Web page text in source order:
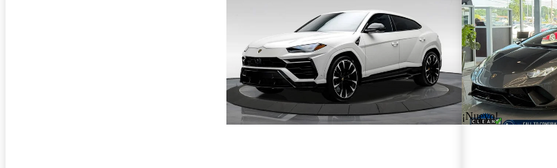
¡Nuevo!